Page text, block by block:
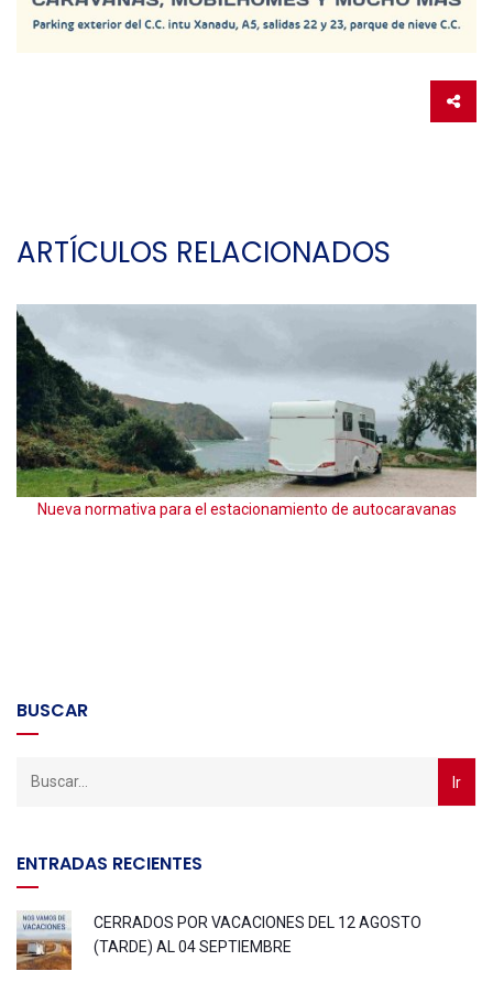
ARTÍCULOS RELACIONADOS
Nueva normativa para el estacionamiento de autocaravanas
BUSCAR
ENTRADAS RECIENTES
CERRADOS POR VACACIONES DEL 12 AGOSTO
(TARDE) AL 04 SEPTIEMBRE